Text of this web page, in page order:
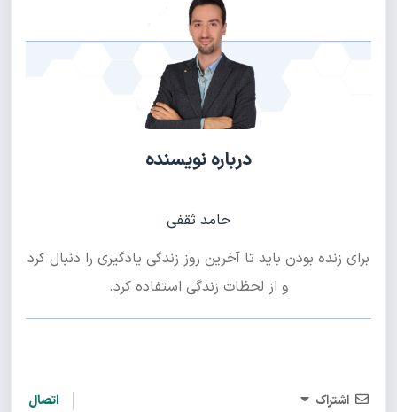
درباره نویسنده
حامد ثقفی
برای زنده بودن باید تا آخرین روز زندگی یادگیری را دنبال کرد
و از لحظات زندگی استفاده کرد.
اشتراک اتصال